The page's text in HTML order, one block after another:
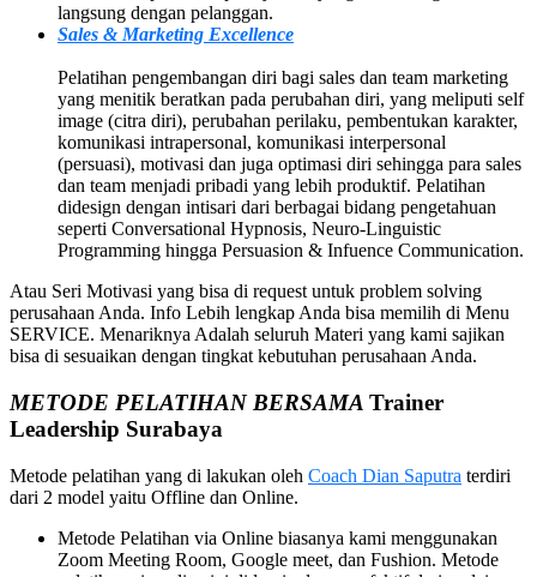
langsung dengan pelanggan.
Sales & Marketing Excellence
Pelatihan pengembangan diri bagi sales dan team marketing
yang menitik beratkan pada perubahan diri, yang meliputi self
image (citra diri), perubahan perilaku, pembentukan karakter,
komunikasi intrapersonal, komunikasi interpersonal
(persuasi), motivasi dan juga optimasi diri sehingga para sales
dan team menjadi pribadi yang lebih produktif. Pelatihan
didesign dengan intisari dari berbagai bidang pengetahuan
seperti Conversational Hypnosis, Neuro-Linguistic
Programming hingga Persuasion & Infuence Communication.
Atau Seri Motivasi yang bisa di request untuk problem solving
perusahaan Anda. Info Lebih lengkap Anda bisa memilih di Menu
SERVICE. Menariknya Adalah seluruh Materi yang kami sajikan
bisa di sesuaikan dengan tingkat kebutuhan perusahaan Anda.
METODE PELATIHAN BERSAMA Trainer
Leadership Surabaya
Metode pelatihan yang di lakukan oleh Coach Dian Saputra terdiri
dari 2 model yaitu Offline dan Online.
Metode Pelatihan via Online biasanya kami menggunakan
Zoom Meeting Room, Google meet, dan Fushion. Metode